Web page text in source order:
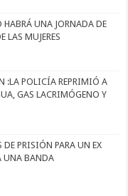
UNA JORNADA DE
LAS MUJERES
:LA POLICÍA REPRIMIÓ A
GAS LACRIMÓGENO Y
PRISIÓN PARA UN EX
UNA BANDA